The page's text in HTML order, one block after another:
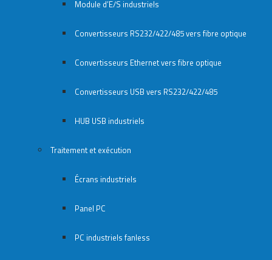
Module d’E/S industriels
Convertisseurs RS232/422/485 vers fibre optique
Convertisseurs Ethernet vers fibre optique
Convertisseurs USB vers RS232/422/485
HUB USB industriels
Traitement et exécution
Écrans industriels
Panel PC
PC industriels fanless